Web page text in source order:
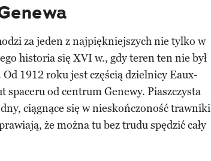
za jeden z najpiękniejszych nie tylko w
historia się XVI w., gdy teren ten nie był
Od 1912 roku jest częścią dzielnicy Eaux-
spaceru od centrum Genewy. Piaszczysta
ciągnące się w nieskończoność trawniki
że można tu bez trudu spędzić cały